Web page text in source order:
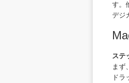
す。
デジ
ステ
まず
ドラ